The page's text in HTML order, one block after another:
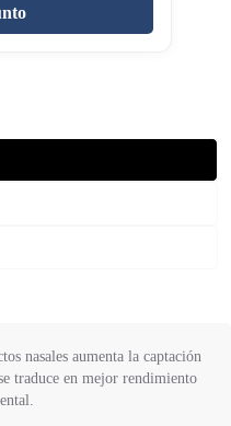
nasales aumenta la captación
traduce en mejor rendimiento